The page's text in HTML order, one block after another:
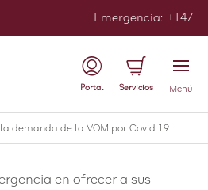
Emergencia: +147
Portal Servicios Menú
demanda de la VOM por Covid 19
la demanda de
19
en ofrecer a sus